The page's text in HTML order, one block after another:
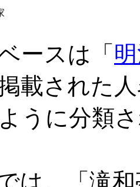
ースは「
載された
うに分類
は、「滝